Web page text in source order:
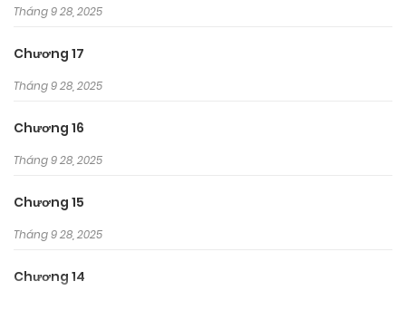
Tháng 9 28, 2025
Chương 17
Tháng 9 28, 2025
Chương 16
Tháng 9 28, 2025
Chương 15
Tháng 9 28, 2025
Chương 14